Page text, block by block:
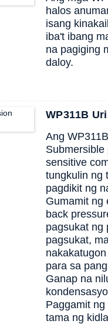
halos
isang
iba't ibang
na pagiging
daloy.
WP311B
Ang
sensitive
tungkulin ng
pagdikit ng
Gumamit ng
back
pagsukat ng
pagsukat,
para sa
Ganap na
Paggamit
tama ng